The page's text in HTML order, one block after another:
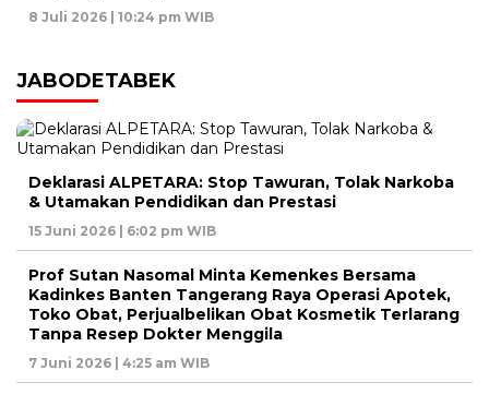
8 Juli 2026 | 10:24 pm WIB
JABODETABEK
Deklarasi ALPETARA: Stop Tawuran, Tolak Narkoba
& Utamakan Pendidikan dan Prestasi
15 Juni 2026 | 6:02 pm WIB
Prof Sutan Nasomal Minta Kemenkes Bersama
Kadinkes Banten Tangerang Raya Operasi Apotek,
Toko Obat, Perjualbelikan Obat Kosmetik Terlarang
Tanpa Resep Dokter Menggila
7 Juni 2026 | 4:25 am WIB